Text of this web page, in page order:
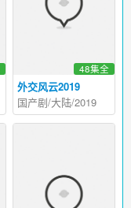
外交风云2019
48集全
国产剧/大陆/2019